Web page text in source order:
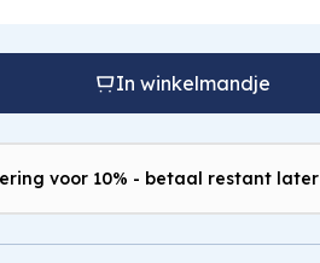
In winkelmandje
voor 10% - betaal restant later